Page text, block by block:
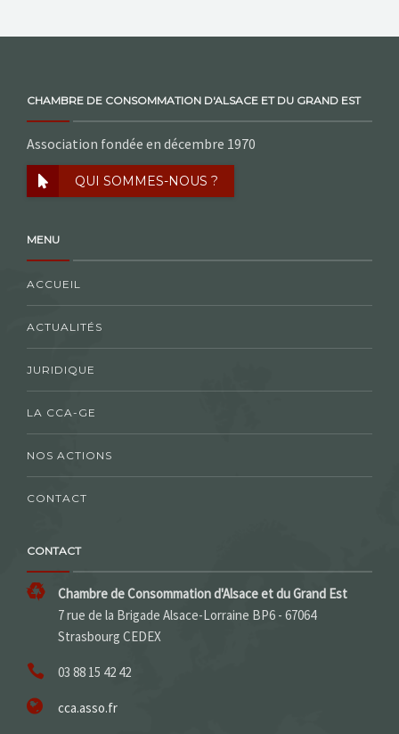
CHAMBRE DE CONSOMMATION D'ALSACE ET DU GRAND EST
Association fondée en décembre 1970
QUI SOMMES-NOUS ?
MENU
ACCUEIL
ACTUALITÉS
JURIDIQUE
LA CCA-GE
NOS ACTIONS
CONTACT
CONTACT
Chambre de Consommation d'Alsace et du Grand Est
7 rue de la Brigade Alsace-Lorraine BP6 - 67064
Strasbourg CEDEX
03 88 15 42 42
cca.asso.fr